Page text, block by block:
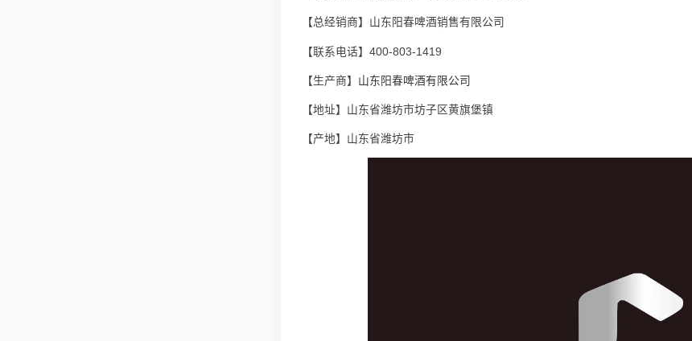
【总经销商】山东阳春啤酒销售有限公司
【联系电话】400-803-1419
【生产商】 山东阳春啤酒有限公司
【地址】山东省潍坊市坊子区黄旗堡镇
【产地】山东省潍坊市